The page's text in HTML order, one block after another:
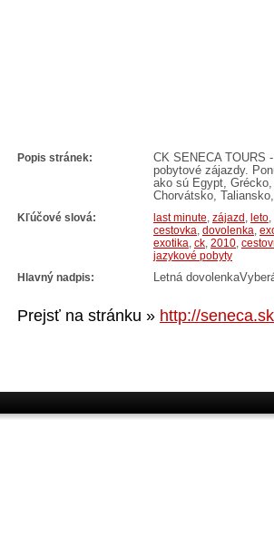
Popis stránek:
CK SENECA TOURS
pobytové zájazdy.
ako sú Egypt,
Chorvátsko,
Kľúčové slová:
last minute, zájazd , leto,
cestovka, dovolenka,
exotika, ck, 2010,
jazykové pobyty
Hlavný nadpis:
Letná
Prejsť na stránku » http://seneca.sk